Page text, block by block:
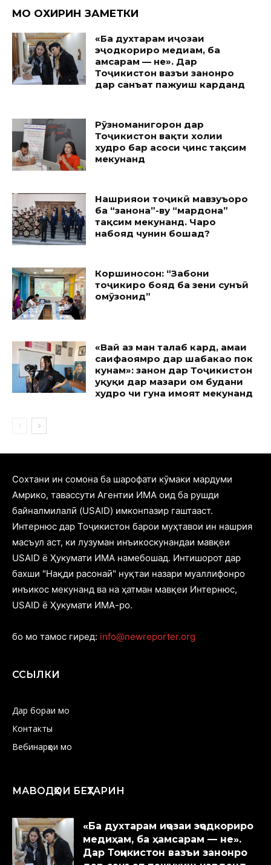
МО ОХИРИН ЗАМЕТКИ
«Ба духтарам иҷозаи
эҷодкориро медиҳам, ба
ҳамсарам — не». Дар
Тоҷикистон вазъи занонро
дар санъат пажуҳиш карданд
Рӯзноманигорон дар
Тоҷикистон вақти холии
худро бар асоси ҷинс тақсим
мекунанд
Нашрияҳои тоҷикӣ мавзуъҳоро
ба “занона”-ву “мардона”
тақсим мекунанд. Чаро
набояд чунин бошад?
Коршиносон: “Забони
тоҷикиро бояд ба зеҳни сунъӣ
омӯзонид”
«Вай аз ман талаб кард, ҳамаи
саҳифаҳоямро дар шабакаҳо пок
кунам»: занон дар Тоҷикистон
ҳуқуқи дар мазҳари ом будани
худро чи гуна ҳимоят мекунанд
Cохтани ин сомона ба шарофати кӯмаки мардуми
Амрико, тавассути Агентии ИМА оид ба рушди
байналмилалӣ (USAID) имконпазир гаштааст.
Интернюс дар Тоҷикистон барои муҳтавои ин нашрия
масъул аст, ки лузуман инъикоскунандаи мавқеи
USAID ё Ҳукумати ИМА намебошад. Интишорот дар
бахши "Нақди расонаӣ" нуқтаи назари муаллифонро
инъикос мекунанд ва на ҳатман мавқеи Интернюс,
USAID ё Ҳукумати ИМА-ро.
бо мо тамос гиред: info@newreporter.org
ССЫЛКИ
Дар бораи мо
Контакты
Вебинарҳои мо
МАВОДҲОИ БЕҲТАРИН
«Ба духтарам иҷозаи эҷодкориро
медиҳам, ба ҳамсарам — не».
Дар Тоҷикистон вазъи занонро